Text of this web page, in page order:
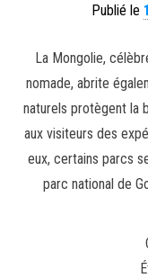
Publié le
La Mongolie,
nomade, abrite
naturels protègent la
aux visiteurs des
eux, certains parcs
parc national de